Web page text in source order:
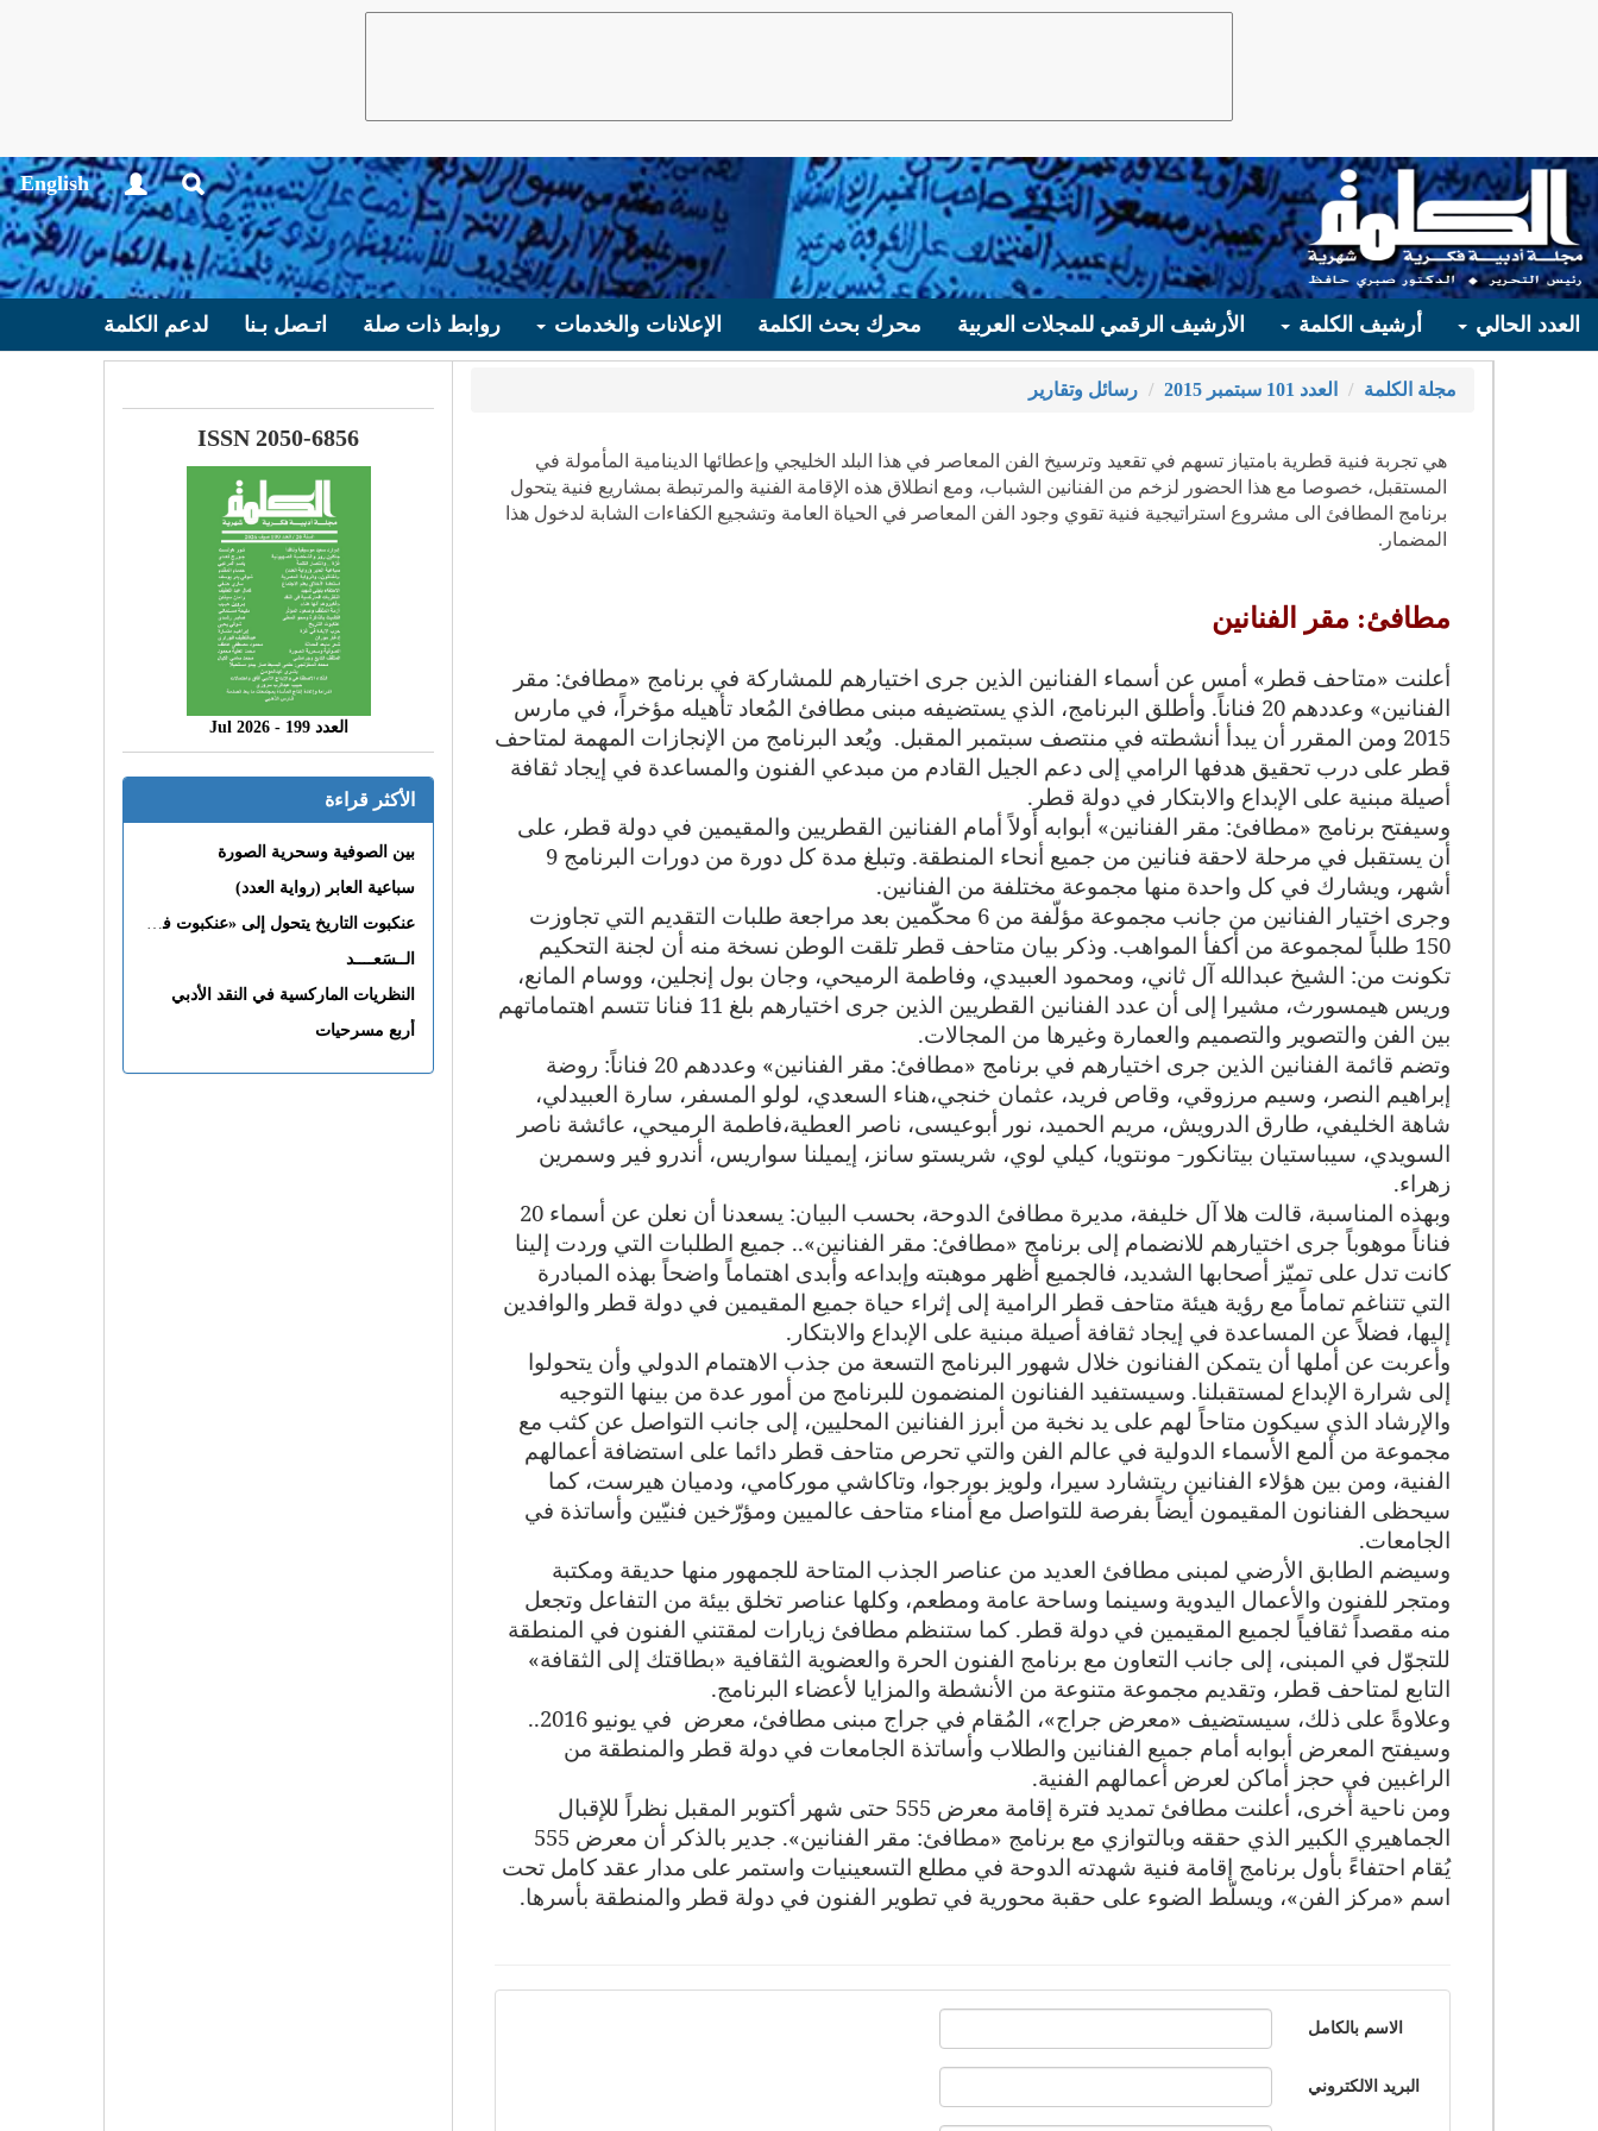
English
العدد الحالي أرشيف الكلمة الأرشيف الرقمي للمجلات العربية محرك بحث الكلمة الإعلانات والخدمات روابط ذات صلة اتـصل بـنا لدعم الكلمة
مجلة الكلمة العدد 101 سبتمبر 2015 رسائل وتقارير
هي تجربة فنية قطرية بامتياز تسهم في تقعيد وترسيخ الفن المعاصر في هذا البلد الخليجي وإعطائها الدينامية المأمولة في
المستقبل، خصوصا مع هذا الحضور لزخم من الفنانين الشباب، ومع انطلاق هذه الإقامة الفنية والمرتبطة بمشاريع فنية يتحول
برنامج المطافئ الى مشروع استراتيجية فنية تقوي وجود الفن المعاصر في الحياة العامة وتشجيع الكفاءات الشابة لدخول هذا
المضمار.
مطافئ: مقر الفنانين
أعلنت «متاحف قطر» أمس عن أسماء الفنانين الذين جرى اختيارهم للمشاركة في برنامج «مطافئ: مقر
الفنانين» وعددهم 20 فناناً
. وأطلق البرنامج، الذي يستضيفه مبنى مطافئ المُعاد تأهيله مؤخراً، في مارس
2015 ومن المقرر أن يبدأ أنشطته في منتصف سبتمبر المقبل
. ويُعد البرنامج من الإنجازات المهمة لمتاحف
قطر على درب تحقيق هدفها الرامي إلى دعم الجيل القادم من مبدعي الفنون والمساعدة في إيجاد ثقافة
أصيلة مبنية على الإبداع والابتكار في دولة قطر .
وسيفتح برنامج «مطافئ: مقر الفنانين» أبوابه أولاً أمام الفنانين القطريين والمقيمين في دولة قطر، على
أن يستقبل في مرحلة لاحقة فنانين من جميع أنحاء المنطقة.
وتبلغ مدة كل دورة من دورات البرنامج 9
أشهر، ويشارك في كل واحدة منها مجموعة مختلفة من الفنانين.
وجرى اختيار الفنانين من جانب مجموعة مؤلّفة من 6 محكّمين بعد مراجعة طلبات التقديم التي تجاوزت
150 طلباً لمجموعة من أكفأ المواهب
. وذكر بيان متاحف قطر تلقت الوطن نسخة منه أن لجنة التحكيم
تكونت من: الشيخ عبدالله آل ثاني، ومحمود العبيدي، وفاطمة الرميحي، وجان بول إنجلين، ووسام المانع،
وريس هيمسورث، مشيرا إلى أن عدد الفنانين القطريين الذين جرى اختيارهم بلغ 11 فنانا تتسم اهتماماتهم
بين الفن والتصوير والتصميم والعمارة وغيرها من المجالات.
وتضم قائمة الفنانين الذين جرى اختيارهم في برنامج «مطافئ: مقر الفنانين» وعددهم 20 فناناً: روضة
إبراهيم النصر، وسيم مرزوقي، وقاص فريد، عثمان خنجي،هناء السعدي، لولو المسفر، سارة العبيدلي،
شاهة الخليفي، طارق الدرويش، مريم الحميد، نور أبوعيسى، ناصر العطية،فاطمة الرميحي، عائشة ناصر
السويدي، سيباستيان بيتانكور- مونتويا، كيلي لوي، شريستو سانز، إيميلنا سواريس، أندرو فير وسمرين
زهراء.
وبهذه المناسبة، قالت هلا آل خليفة، مديرة مطافئ الدوحة، بحسب البيان: يسعدنا أن نعلن عن أسماء 20
فناناً موهوباً جرى اختيارهم للانضمام إلى برنامج «مطافئ: مقر الفنانين».. جميع الطلبات التي وردت إلينا
كانت تدل على تميّز أصحابها الشديد، فالجميع أظهر موهبته وإبداعه وأبدى اهتماماً واضحاً بهذه المبادرة
التي تتناغم تماماً مع رؤية هيئة متاحف قطر الرامية إلى إثراء حياة جميع المقيمين في دولة قطر والوافدين
إليها، فضلاً عن المساعدة في إيجاد ثقافة أصيلة مبنية على الإبداع والابتكار .
وأعربت عن أملها أن يتمكن الفنانون خلال شهور البرنامج التسعة من جذب الاهتمام الدولي وأن يتحولوا
إلى شرارة الإبداع لمستقبلنا. وسيستفيد الفنانون المنضمون للبرنامج من أمور عدة من بينها التوجيه
والإرشاد الذي سيكون متاحاً لهم على يد نخبة من أبرز الفنانين المحليين، إلى جانب التواصل عن كثب مع
مجموعة من ألمع الأسماء الدولية في عالم الفن والتي تحرص متاحف قطر دائما على استضافة أعمالهم
الفنية، ومن بين هؤلاء الفنانين ريتشارد سيرا، ولويز بورجوا، وتاكاشي موركامي، ودميان هيرست، كما
سيحظى الفنانون المقيمون أيضاً بفرصة للتواصل مع أمناء متاحف عالميين ومؤرّخين فنيّين وأساتذة في
الجامعات.
وسيضم الطابق الأرضي لمبنى مطافئ العديد من عناصر الجذب المتاحة للجمهور منها حديقة ومكتبة
ومتجر للفنون والأعمال اليدوية وسينما وساحة عامة ومطعم، وكلها عناصر تخلق بيئة من التفاعل وتجعل
منه مقصداً ثقافياً لجميع المقيمين في دولة قطر . كما ستنظم مطافئ زيارات لمقتني الفنون في المنطقة
للتجوّل في المبنى، إلى جانب التعاون مع برنامج الفنون الحرة والعضوية الثقافية «بطاقتك إلى الثقافة»
التابع لمتاحف قطر، وتقديم مجموعة متنوعة من الأنشطة والمزايا لأعضاء البرنامج.
وعلاوةً على ذلك، سيستضيف «معرض جراج»، المُقام في جراج مبنى مطافئ، معرض في يونيو 2016..
وسيفتح المعرض أبوابه أمام جميع الفنانين والطلاب وأساتذة الجامعات في دولة قطر والمنطقة من
الراغبين في حجز أماكن لعرض أعمالهم الفنية.
ومن ناحية أخرى، أعلنت مطافئ تمديد فترة إقامة معرض 555 حتى شهر أكتوبر المقبل نظراً للإقبال
الجماهيري الكبير الذي حققه وبالتوازي مع برنامج «مطافئ: مقر الفنانين». جدير بالذكر أن معرض 555
يُقام احتفاءً بأول برنامج إقامة فنية شهدته الدوحة في مطلع التسعينيات واستمر على مدار عقد كامل تحت
اسم «مركز الفن»، ويسلّط الضوء على حقبة محورية في تطوير الفنون في دولة قطر والمنطقة بأسرها.
الاسم بالكامل
البريد الالكتروني
ISSN 2050-6856
العدد 199 - 2026 Jul
الأكثر قراءة
بين الصوفية وسحرية الصورة
سباعية العابر (رواية العدد)
عنكبوت التاريخ يتحول إلى «عنكبوت فى القلب»
الــسَعــــد
النظريات الماركسية في النقد الأدبي
أربع مسرحيات